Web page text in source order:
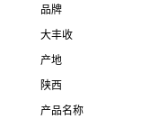
品牌
大丰收
产地
陕西
产品名称